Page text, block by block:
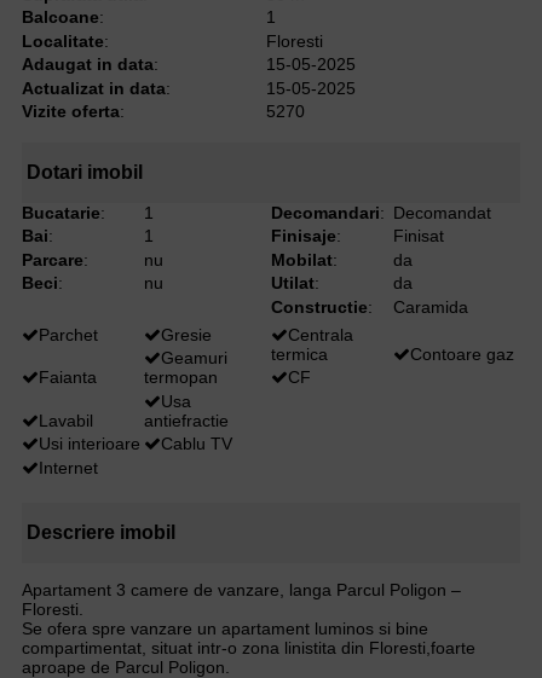
Balcoane:
1
Localitate:
Floresti
Adaugat in data:
15-05-2025
Actualizat in data:
15-05-2025
Vizite oferta: 5270
Dotari imobil
Bucatarie:
1
Bai:
1
Parcare:
nu
Beci: nu
Decomandari: Decomandat
Finisaje:
Finisat
Mobilat:
da
Utilat:
da
Constructie:
Caramida
Parchet
Gresie
Faianta
Geamuri
termopan
Lavabil
Usa
antiefractie
Usi interioare
Cablu TV
Internet
Centrala
termica
Contoare gaz
CF
Descriere imobil
Apartament 3 camere de vanzare, langa Parcul Poligon –
Floresti.
Se ofera spre vanzare un apartament luminos si bine
compartimentat, situat intr-o zona linistita din Floresti,foarte
aproape de Parcul Poligon.